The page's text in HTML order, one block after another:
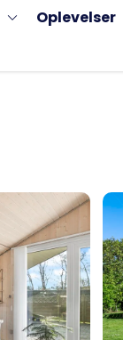
Oplevelser